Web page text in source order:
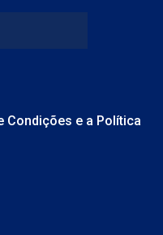
Condições e a Política